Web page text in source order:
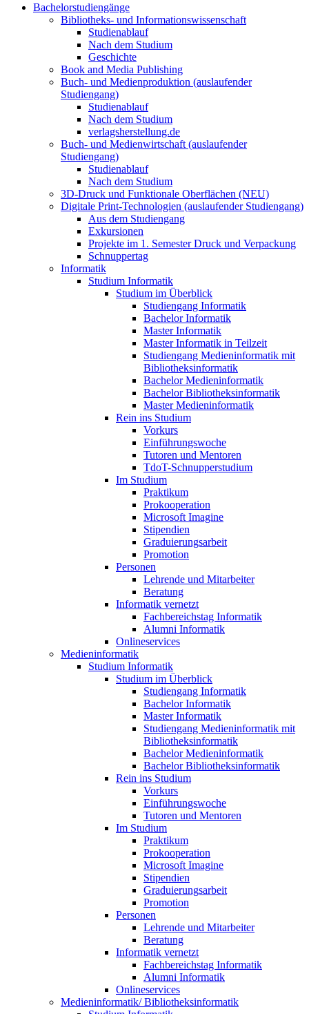
Bachelorstudiengänge
Bibliotheks- und Informationswissenschaft
Studienablauf
Nach dem Studium
Geschichte
Book and Media Publishing
Buch- und Medienproduktion (auslaufender
Studiengang)
Studienablauf
Nach dem Studium
verlagsherstellung.de
Buch- und Medienwirtschaft (auslaufender
Studiengang)
Studienablauf
Nach dem Studium
3D-Druck und Funktionale Oberflächen (NEU)
Digitale Print-Technologien (auslaufender Studiengang)
Aus dem Studiengang
Exkursionen
Projekte im 1. Semester Druck und Verpackung
Schnuppertag
Informatik
Studium Informatik
Studium im Überblick
Studiengang Informatik
Bachelor Informatik
Master Informatik
Master Informatik in Teilzeit
Studiengang Medieninformatik mit
Bibliotheksinformatik
Bachelor Medieninformatik
Bachelor Bibliotheksinformatik
Master Medieninformatik
Rein ins Studium
Vorkurs
Einführungswoche
Tutoren und Mentoren
TdoT-Schnupperstudium
Im Studium
Praktikum
Prokooperation
Microsoft Imagine
Stipendien
Graduierungsarbeit
Promotion
Personen
Lehrende und Mitarbeiter
Beratung
Informatik vernetzt
Fachbereichstag Informatik
Alumni Informatik
Onlineservices
Medieninformatik
Studium Informatik
Studium im Überblick
Studiengang Informatik
Bachelor Informatik
Master Informatik
Studiengang Medieninformatik mit
Bibliotheksinformatik
Bachelor Medieninformatik
Bachelor Bibliotheksinformatik
Rein ins Studium
Vorkurs
Einführungswoche
Tutoren und Mentoren
Im Studium
Praktikum
Prokooperation
Microsoft Imagine
Stipendien
Graduierungsarbeit
Promotion
Personen
Lehrende und Mitarbeiter
Beratung
Informatik vernetzt
Fachbereichstag Informatik
Alumni Informatik
Onlineservices
Medieninformatik/ Bibliotheksinformatik